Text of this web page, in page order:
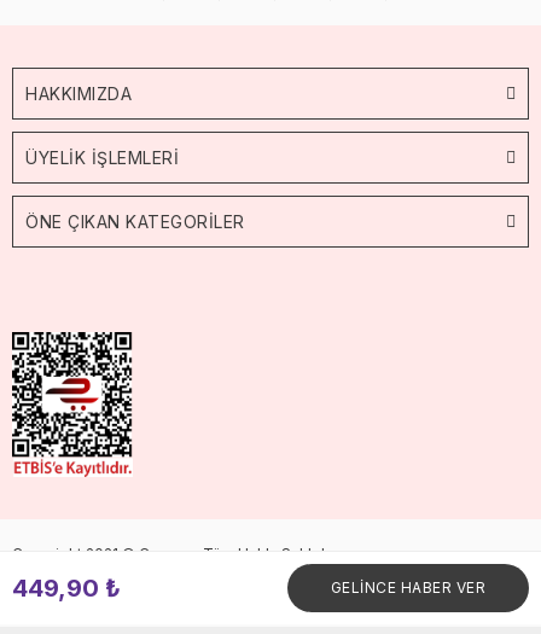
449,90 ₺ GELİNCE HABER VER
HAKKIMIZDA
ÜYELİK İŞLEMLERİ
ÖNE ÇIKAN KATEGORİLER
Copyright 2021 © Cossop. Tüm Hakkı Saklıdır.